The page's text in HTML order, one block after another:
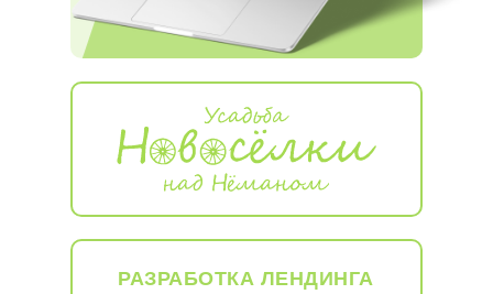
РАЗРАБОТКА ЛЕНДИНГА